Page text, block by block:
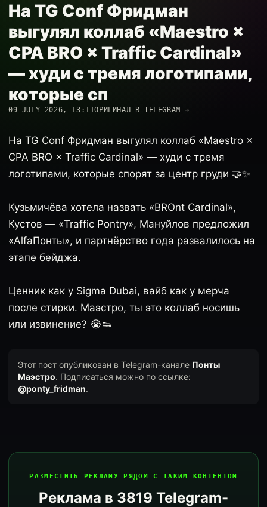
На TG Conf Фридман
выгулял коллаб «Maestro ×
CPA BRO × Traffic Cardinal»
— худи с тремя логотипами,
которые сп
09 JULY 2026, 13:11ОРИГИНАЛ В TELEGRAM →
На TG Conf Фридман выгулял коллаб «Maestro ×
CPA BRO × Traffic Cardinal» — худи с тремя
логотипами, которые спорят за центр груди 🤝✨
Кузьмичёва хотела назвать «BROnt Cardinal»,
Кустов — «Traffic Pontry», Мануйлов предложил
«AlfaПонты», и партнёрство года развалилось на
этапе бейджа.
Ценник как у Sigma Dubai, вайб как у мерча
после стирки. Маэстро, ты это коллаб носишь
или извинение? 😭👟
Этот пост опубликован в Telegram-канале Понты
Маэстро. Подписаться можно по ссылке:
@ponty_fridman.
РАЗМЕСТИТЬ РЕКЛАМУ РЯДОМ С ТАКИМ КОНТЕНТОМ
Реклама в 3819 Telegram-